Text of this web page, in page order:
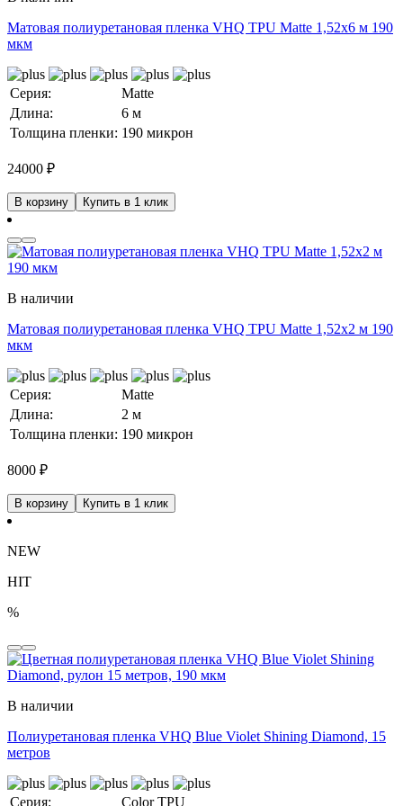
Матовая полиуретановая пленка VHQ TPU Matte 1,52х6 м 190
мкм
Серия:
Matte
Длина:
6 м
Толщина пленки: 190 микрон
24000 ₽
В корзину Купить в 1 клик
В наличии
Матовая полиуретановая пленка VHQ TPU Matte 1,52х2 м 190
мкм
Серия:
Matte
Длина:
2 м
Толщина пленки: 190 микрон
8000 ₽
В корзину Купить в 1 клик
NEW
HIT
%
В наличии
Полиуретановая пленка VHQ Blue Violet Shining Diamond, 15
метров
Серия: Color TPU